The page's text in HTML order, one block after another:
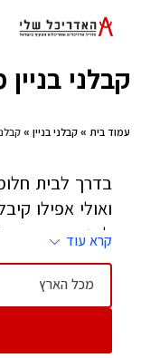
קבלני
עמוד בית » קבלני בניין »
בדרך לבית
ואולי אפילו
לבנות - זהו
אחד הגורמים
מאוד לבחור
קרא עוד
מכל הארץ